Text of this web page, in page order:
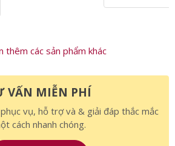
thêm các sản phẩm khác
VẤN MIỄN PHÍ
vụ, hỗ trợ và & giải đáp thắc mắc
cách nhanh chóng.